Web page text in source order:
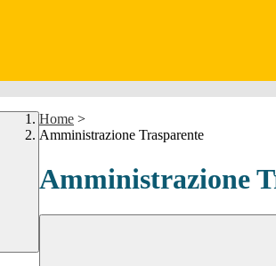
Home >
Amministrazione Trasparente
Amministrazione